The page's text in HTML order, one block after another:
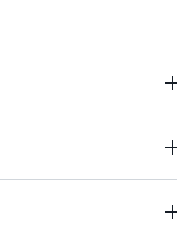
사 결정 시간을 단축할 수 있
를 추출합니다.